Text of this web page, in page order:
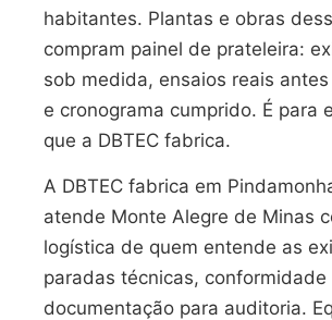
habitantes. Plantas e obras
compram painel de prateleira:
sob medida, ensaios reais
e cronograma cumprido. É para
que a DBTEC fabrica.
A DBTEC fabrica em
atende Monte Alegre de Minas
logística de quem entende as
paradas técnicas, conformidade
documentação para auditoria.